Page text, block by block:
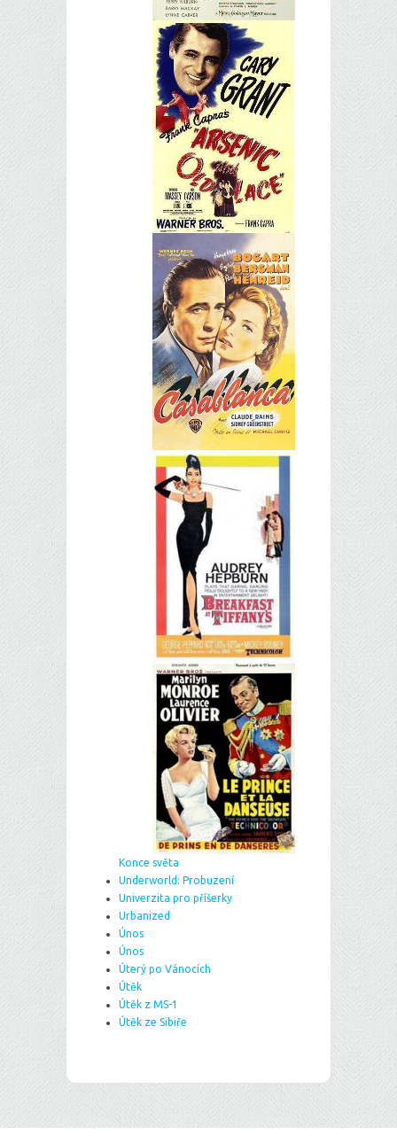
Konce světa
Underworld: Probuzení
Univerzita pro příšerky
Urbanized
Únos
Únos
Úterý po Vánocích
Útěk
Útěk z MS-1
Útěk ze Sibiře